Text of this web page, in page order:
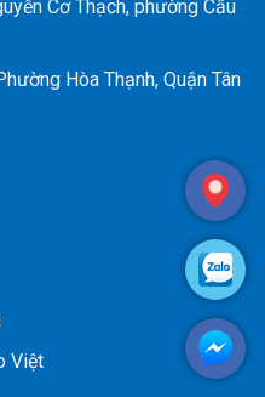
Cơ Thạch, phường Cầu
Hòa Thạnh, Quận Tân
Việt